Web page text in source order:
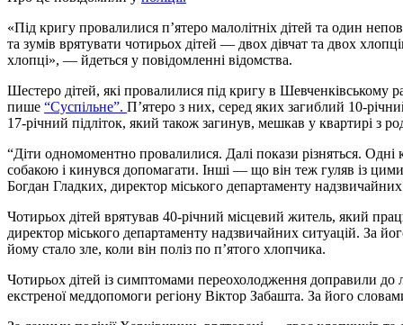
«Під кригу провалилися п’ятеро малолітніх дітей та один
та зумів врятувати чотирьох дітей — двох дівчат та двох
хлопці», — йдеться у повідомленні відомства.
Шестеро дітей, які провалилися під кригу в Шевченківському
пише “Суспільне”. Пʼятеро з них, серед яких загиблий 10-
17-річний підліток, який також загинув, мешкав у квартирі з
“Діти одномоментно провалилися. Далі покази різняться. Одні
собакою і кинувся допомагати. Інші — що він теж гуляв із
Богдан Гладких, директор міського департаменту
Чотирьох дітей врятував 40-річний місцевий житель, який
директор міського департаменту надзвичайних ситуацій. За
йому стало зле, коли він поліз по пʼятого хлопчика.
Чотирьох дітей із симптомами переохолодження доправили до
екстреної меддопомоги регіону Віктор Забашта. За його